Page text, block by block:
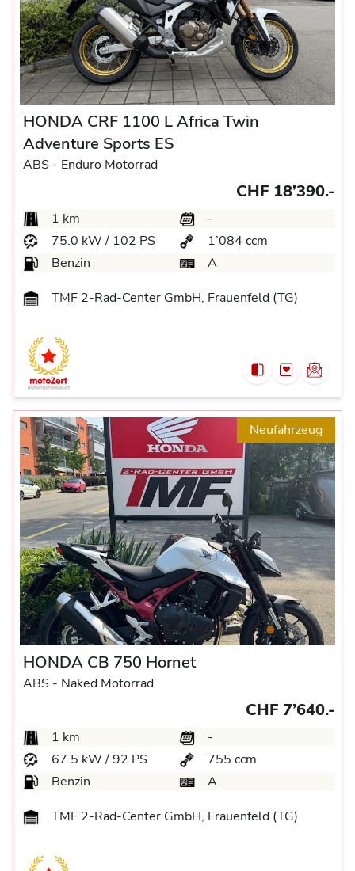
HONDA CRF 1100 L Africa Twin
Adventure Sports ES
ABS - Enduro Motorrad
CHF 18’390.-
1 km
-
75.0 kW / 102 PS
1’084 ccm
Benzin
A
TMF 2-Rad-Center GmbH, Frauenfeld (TG)
Neufahrzeug
HONDA CB 750 Hornet
ABS - Naked Motorrad
CHF 7’640.-
1 km
-
67.5 kW / 92 PS
755 ccm
Benzin
A
TMF 2-Rad-Center GmbH, Frauenfeld (TG)